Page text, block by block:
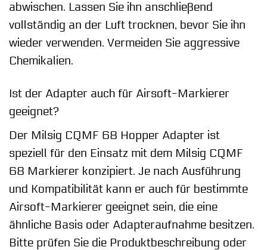
abwischen. Lassen Sie ihn anschließend
vollständig an der Luft trocknen, bevor Sie ihn
wieder verwenden. Vermeiden Sie aggressive
Chemikalien.
Ist der Adapter auch für Airsoft-Markierer
geeignet?
Der Milsig CQMF 68 Hopper Adapter ist
speziell für den Einsatz mit dem Milsig CQMF
68 Markierer konzipiert. Je nach Ausführung
und Kompatibilität kann er auch für bestimmte
Airsoft-Markierer geeignet sein, die eine
ähnliche Basis oder Adapteraufnahme besitzen.
Bitte prüfen Sie die Produktbeschreibung oder